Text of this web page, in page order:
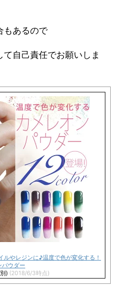
もあるので
自己責任でお願いしま
ルやレジンに♪温度で色が変化する！
ウダー
) (2018/6/3時点)